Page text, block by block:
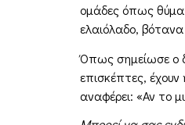
ομάδες όπως
ελαιόλαδο,
Όπως σημείωσε ο
επισκέπτες,
αναφέρει: «Αν το